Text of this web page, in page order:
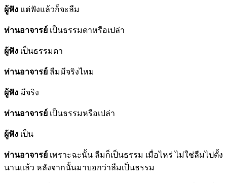
ผู้ฟัง แต่ฟังแล้วก็จะลืม
ท่านอาจารย์ เป็นธรรมดาหรือเปล่า
ผู้ฟัง เป็นธรรมดา
ท่านอาจารย์ ลืมมีจริงไหม
ผู้ฟัง มีจริง
ท่านอาจารย์ เป็นธรรมหรือเปล่า
ผู้ฟัง เป็น
ท่านอาจารย์ เพราะฉะนั้น ลืมก็เป็นธรรม เมื่อไหร่ ไม่ใช่ลืมไปตั้ง
นานแล้ว หลังจากนั้นมาบอกว่าลืมเป็นธรรม